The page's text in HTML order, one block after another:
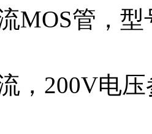
MOS管，
，200V电